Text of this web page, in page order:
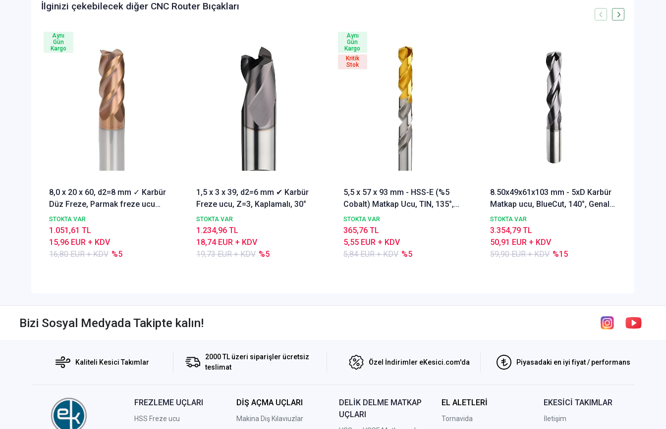
İlginizi çekebilecek diğer CNC Router Bıçakları
8,0 x 20 x 60, d2=8 mm ✓ Karbür
Düz Freze, Parmak freze ucu
Z=4,TiSiN Kaplamalı
STOKTA VAR
16,80 EUR + KDV %5
15,96 EUR + KDV
1.051,61 TL
Aynı
Gün
Kargo
1,5 x 3 x 39, d2=6 mm ✔ Karbür
Freze ucu, Z=3, Kaplamalı, 30°
STOKTA VAR
19,73 EUR + KDV %5
18,74 EUR + KDV
1.234,96 TL
5,5 x 57 x 93 mm - HSS-E (%5
Cobalt) Matkap Ucu, TIN, 135°,
DIN338 Delik Delme ucu,
Nachreiner
STOKTA VAR
5,84 EUR + KDV %5
5,55 EUR + KDV
365,76 TL
Aynı
Gün
Kargo
Kritik
Stok
8.50x49x61x103 mm - 5xD Karbür
Matkap ucu, BlueCut, 140°, Genal
amaçlı
STOKTA VAR
59,90 EUR + KDV %15
50,91 EUR + KDV
3.354,79 TL
Bizi Sosyal Medyada Takipte kalın!
Kaliteli Kesici Takımlar
2000 TL üzeri siparişler ücretsiz
teslimat
Özel İndirimler eKesici.com'da Piyasadaki en iyi fiyat / performans
FREZLEME UÇLARI
HSS Freze ucu
DİŞ AÇMA UÇLARI
Makina Diş Kılavıuzlar
DELİK DELME MATKAP
UÇLARI
EL ALETLERİ
Tornavida
EKESİCİ TAKIMLAR
İletişim